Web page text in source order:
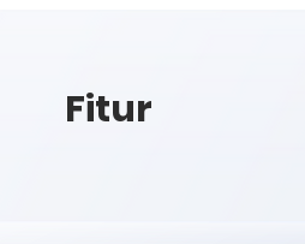
Fitur